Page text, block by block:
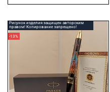
Рисунок изделия защищен авторским
правом! Копирование запрещено!
-13%